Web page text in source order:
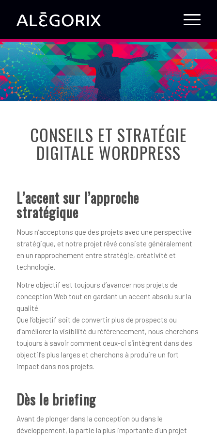
CONSEILS ET STRATÉGIE
DIGITALE WORDPRESS
L’accent sur l’approche
stratégique
Nous n’acceptons que des projets avec une perspective
stratégique, et notre projet rêvé consiste généralement
en un rapprochement entre stratégie, créativité et
technologie.
Notre objectif est toujours d’avancer nos projets de
conception Web tout en gardant un accent absolu sur la
qualité.
Que l’objectif soit de convertir plus de prospects ou
d’améliorer la visibilité du référencement, nous cherchons
toujours à savoir comment ceux-ci s’intègrent dans des
objectifs plus larges et cherchons à produire un fort
impact dans nos projets.
Dès le briefing
Avant de plonger dans la conception ou dans le
développement, la partie la plus importante d’un projet